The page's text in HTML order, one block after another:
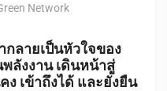
Network
ลายเป็นหัวใจของ
ลังงาน เดินหน้าสู่
เข้าถึงได้ และยั่งยืน